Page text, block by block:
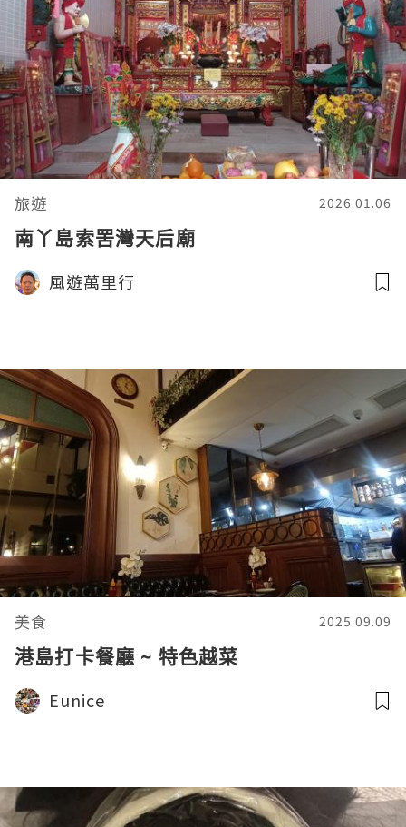
旅遊 2026.01.06
南丫島索罟灣天后廟
風遊萬里行
美食 2025.09.09
港島打卡餐廳 ~ 特色越菜
Eunice